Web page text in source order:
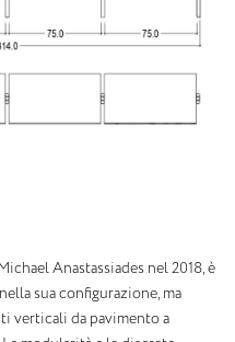
Anastassiades nel 2018, è
sua configurazione, ma
verticali da pavimento a